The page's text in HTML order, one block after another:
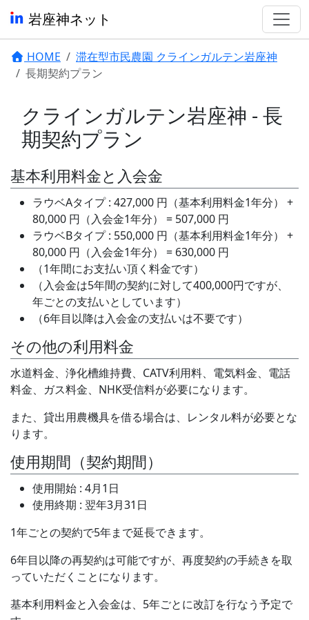
岩座神ネット
HOME
滞在型市民農園 クラインガルテン岩座神
長期契約プラン
クラインガルテン岩座神 - 長
期契約プラン
基本利用料金と入会金
ラウベAタイプ : 427,000 円（基本利用料金1年分） +
80,000 円（入会金1年分） = 507,000 円
ラウベBタイプ : 550,000 円（基本利用料金1年分） +
80,000 円（入会金1年分） = 630,000 円
（1年間にお支払い頂く料金です）
（入会金は5年間の契約に対して400,000円ですが、
年ごとの支払いとしています）
（6年目以降は入会金の支払いは不要です）
その他の利用料金
水道料金、浄化槽維持費、CATV利用料、電気料金、電話
料金、ガス料金、NHK受信料が必要になります。
また、貸出用農機具を借る場合は、レンタル料が必要とな
ります。
使用期間（契約期間）
使用開始 : 4月1日
使用終期 : 翌年3月31日
1年ごとの契約で5年まで延長できます。
6年目以降の再契約は可能ですが、再度契約の手続きを取
っていただくことになります。
基本利用料金と入会金は、5年ごとに改訂を行なう予定で